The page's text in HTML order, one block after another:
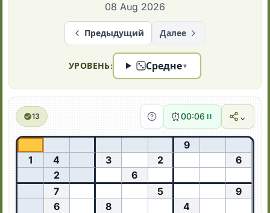
08 Aug 2026
Предыдущий Далее
УРОВЕНЬ: Средне▼
13 ⏰00:07 ⌄
9
1
4 3 2
6
2
6
7
5
9
6
8
4